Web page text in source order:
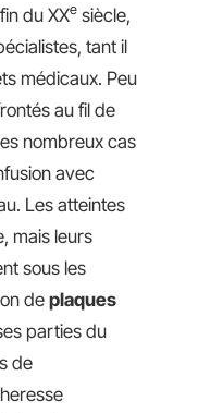
du XXe siècle,
tant il
médicaux. Peu
au fil de
nombreux cas
avec
Les atteintes
mais leurs
sous les
deplaques
parties du
de